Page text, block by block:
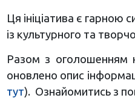
Ця ініціатива є гарною
із культурного та
Разом з оголошенням
оновлено опис
тут). Ознайомитись з